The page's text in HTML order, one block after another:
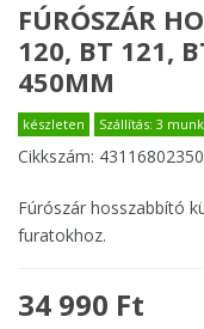
FÚRÓSZÁR
120, BT 121,
450MM
készleten Szállítás: 3
Cikkszám: 43116802350
Fúrószár hosszabbító
furatokhoz.
34 990 Ft